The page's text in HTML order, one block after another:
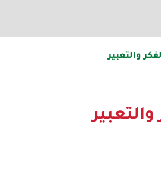
والتعبير